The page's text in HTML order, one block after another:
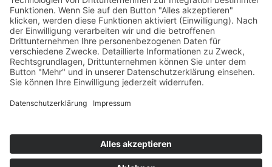
1983:Fotos EM aktualisiert
1982:Ergebnis Homburger Bergrennen eingefügt
1982:Ergebnis Risselberg Bergrennen eingefügt
Erstellt am02. November 2025.
Impressum
Jahrbuch